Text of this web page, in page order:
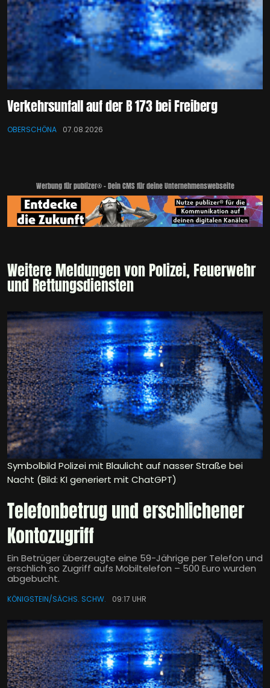
Verkehrsunfall auf der B 173 bei Freiberg
OBERSCHÖNA 07.08.2026
Werbung für publizer® - Dein CMS für deine Unternehmenswebseite
Weitere Meldungen von Polizei, Feuerwehr
und Rettungsdiensten
Symbolbild Polizei mit Blaulicht auf nasser Straße bei
Nacht (Bild: KI generiert mit ChatGPT)
Telefonbetrug und erschlichener
Kontozugriff
Ein Betrüger überzeugte eine 59-Jährige per Telefon und
erschlich so Zugriff aufs Mobiltelefon – 500 Euro wurden
abgebucht.
KÖNIGSTEIN/SÄCHS. SCHW. 09:17 UHR